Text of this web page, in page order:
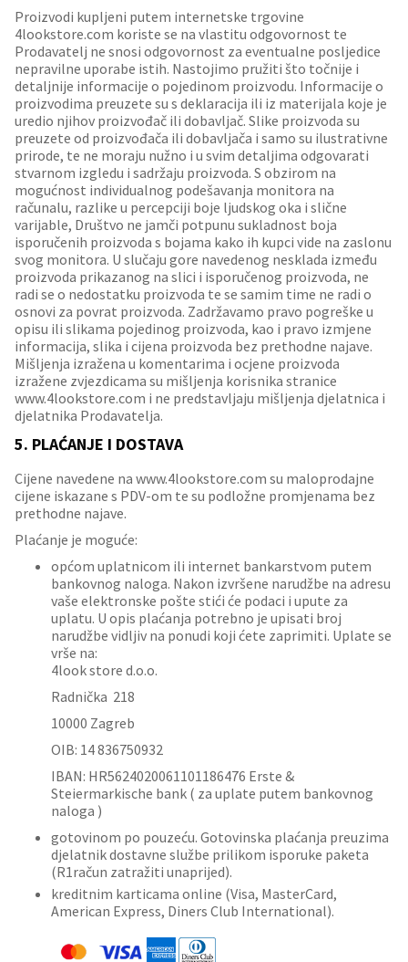
Proizvodi kupljeni putem internetske trgovine
4lookstore.com koriste se na vlastitu odgovornost te
Prodavatelj ne snosi odgovornost za eventualne posljedice
nepravilne uporabe istih. Nastojimo pružiti što točnije i
detaljnije informacije o pojedinom proizvodu. Informacije o
proizvodima preuzete su s deklaracija ili iz materijala koje je
uredio njihov proizvođač ili dobavljač. Slike proizvoda su
preuzete od proizvođača ili dobavljača i samo su ilustrativne
prirode, te ne moraju nužno i u svim detaljima odgovarati
stvarnom izgledu i sadržaju proizvoda. S obzirom na
mogućnost individualnog podešavanja monitora na
računalu, razlike u percepciji boje ljudskog oka i slične
varijable, Društvo ne jamči potpunu sukladnost boja
isporučenih proizvoda s bojama kako ih kupci vide na zaslonu
svog monitora. U slučaju gore navedenog nesklada između
proizvoda prikazanog na slici i isporučenog proizvoda, ne
radi se o nedostatku proizvoda te se samim time ne radi o
osnovi za povrat proizvoda. Zadržavamo pravo pogreške u
opisu ili slikama pojedinog proizvoda, kao i pravo izmjene
informacija, slika i cijena proizvoda bez prethodne najave.
Mišljenja izražena u komentarima i ocjene proizvoda
izražene zvjezdicama su mišljenja korisnika stranice
www.4lookstore.com i ne predstavljaju mišljenja djelatnica i
djelatnika Prodavatelja.
5. PLAĆANJE I DOSTAVA
Cijene navedene na www.4lookstore.com su maloprodajne
cijene iskazane s PDV-om te su podložne promjenama bez
prethodne najave.
Plaćanje je moguće:
općom uplatnicom ili internet bankarstvom putem
bankovnog naloga. Nakon izvršene narudžbe na adresu
vaše elektronske pošte stići će podaci i upute za
uplatu. U opis plaćanja potrebno je upisati broj
narudžbe vidljiv na ponudi koji ćete zaprimiti. Uplate se
vrše na:
4look store d.o.o.
Radnička 218
10000 Zagreb
OIB: 14 836750932
IBAN: HR5624020061101186476 Erste &
Steiermarkische bank ( za uplate putem bankovnog
naloga )
gotovinom po pouzeću. Gotovinska plaćanja preuzima
djelatnik dostavne službe prilikom isporuke paketa
(R1račun zatražiti unaprijed).
kreditnim karticama online (Visa, MasterCard,
American Express, Diners Club International).